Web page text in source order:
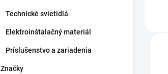
Technické svietidlá
Elektroinštalačný materiál
Príslušenstvo a zariadenia
Značky